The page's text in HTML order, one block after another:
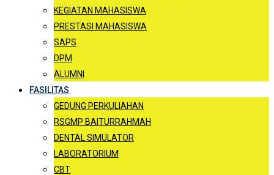
KEGIATAN MAHASISWA
PRESTASI MAHASISWA
SAPS
DPM
ALUMNI
FASILITAS
GEDUNG PERKULIAHAN
RSGMP BAITURRAHMAH
DENTAL SIMULATOR
LABORATORIUM
CBT